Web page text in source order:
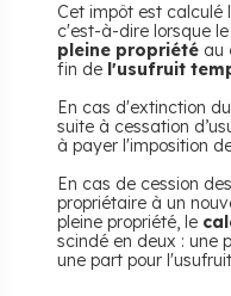
Cet impôt est calculé
c'est-à-dire lorsque
pleine propriété au
fin de l'usufruit
En cas d'extinction
suite à cessation
à payer l'imposition
En cas de cession
propriétaire à un
pleine propriété, le
scindé en deux : une
une part pour